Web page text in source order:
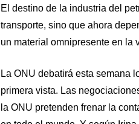
El destino de la industria del
transporte, sino que ahora
un material omnipresente en la
La ONU debatirá esta semana
primera vista. Las
la ONU pretenden frenar la